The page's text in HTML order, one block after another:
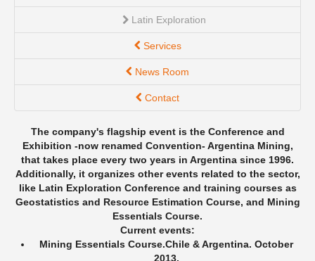
The company's flagship event is the Conference and
Exhibition -now renamed Convention- Argentina Mining,
that takes place every two years in Argentina since 1996.
Additionally, it organizes other events related to the sector,
like Latin Exploration Conference and training courses as
Geostatistics and Resource Estimation Course, and Mining
Essentials Course.
Current events:
Mining Essentials Course.Chile & Argentina. October
2013.
Latin Exploration
Services
News Room
Contact